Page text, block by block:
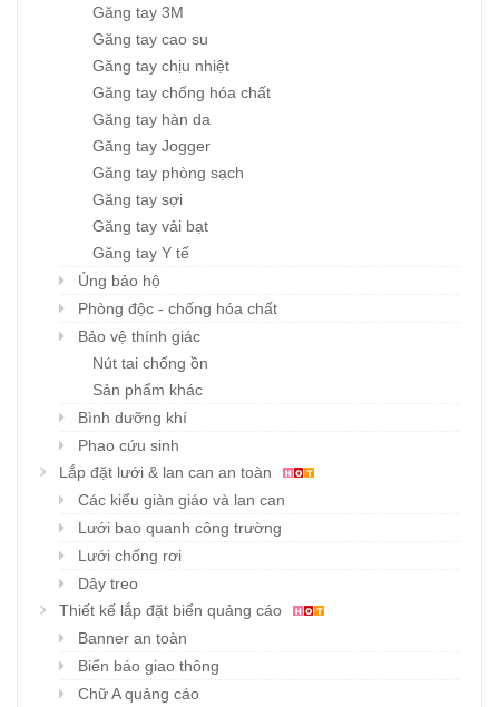
Găng tay 3M
Găng tay cao su
Găng tay chịu nhiệt
Găng tay chống hóa chất
Găng tay hàn da
Găng tay Jogger
Găng tay phòng sạch
Găng tay sợi
Găng tay vải bạt
Găng tay Y tế
Ủng bảo hộ
Phòng độc - chống hóa chất
Bảo vệ thính giác
Nút tai chống ồn
Sản phẩm khác
Bình dưỡng khí
Phao cứu sinh
Lắp đặt lưới & lan can an toàn
Các kiểu giàn giáo và lan can
Lưới bao quanh công trường
Lưới chống rơi
Dây treo
Thiết kế lắp đặt biển quảng cáo
Banner an toàn
Biển báo giao thông
Chữ A quảng cáo